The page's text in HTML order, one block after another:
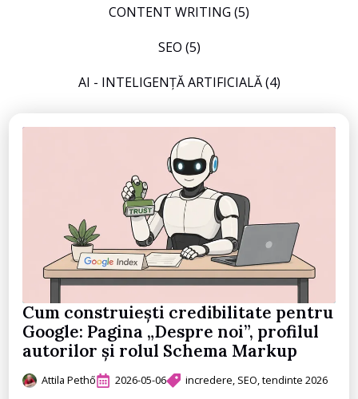
CONTENT WRITING (5)
SEO (5)
AI - INTELIGENȚĂ ARTIFICIALĂ(4)
Cum construiești credibilitate pentru
Google: Pagina „Despre noi”, profilul
autorilor și rolul Schema Markup
Attila Pethő 2026-05-06 incredere SEO tendinte 2026